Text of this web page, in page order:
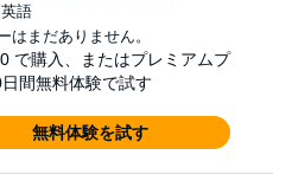
語
はまだありません。
で購入、またはプレミアムプ
間無料体験で試す
無料体験を試す